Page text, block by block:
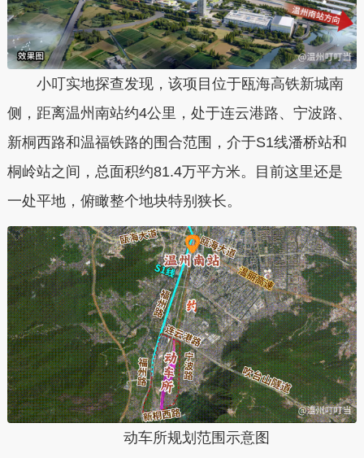
小叮实地探查发现， 该项目位于瓯海高铁新城南
侧，距离温州南站约4公里，处于连云港路、宁波路、
新桐西路和温福铁路的围合范围，介于S1线潘桥站和
桐岭站之间，总面积约81.4万平方米。
目前这里还是
一处平地，俯瞰整个地块特别狭长。
动车所规划范围示意图